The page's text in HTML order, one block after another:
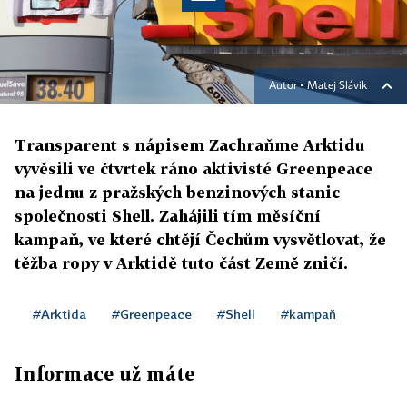
Autor ▪Matej Slávik
Transparent s nápisem Zachraňme Arktidu
vyvěsili ve čtvrtek ráno aktivisté Greenpeace
na jednu z pražských benzinových stanic
společnosti Shell. Zahájili tím měsíční
kampaň, ve které chtějí Čechům vysvětlovat, že
těžba ropy v Arktidě tuto část Země zničí.
#Arktida #Greenpeace #Shell #kampaň
Informace už máte